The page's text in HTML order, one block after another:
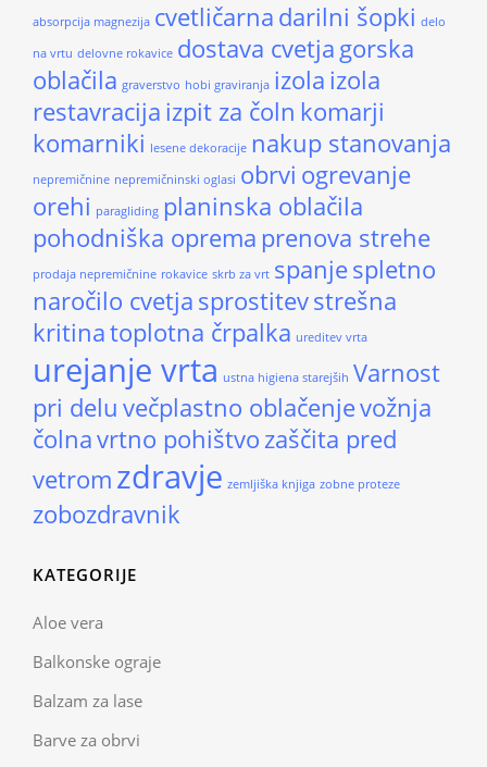
absorpcija magnezija cvetličarna darilni šopki delo
na vrtu delovne rokavice dostava cvetja gorska
oblačila graverstvo hobi graviranja izola izola
restavracija izpit za čoln komarji
komarniki lesene dekoracije nakup stanovanja
nepremičnine nepremičninski oglasi obrvi ogrevanje
orehi paragliding planinska oblačila
pohodniška oprema prenova strehe
prodaja nepremičnine rokavice skrb za vrt spanjespletno
naročilo cvetja sprostitevstrešna
kritinatoplotna črpalka ureditev vrta
urejanje vrta ustna higiena starejših Varnost
pri delu večplastno oblačenjevožnja
čolnavrtno pohištvo zaščita pred
vetrom zdravje zemljiška knjiga zobne proteze
zobozdravnik
KATEGORIJE
Aloe vera
Balkonske ograje
Balzam za lase
Barve za obrvi